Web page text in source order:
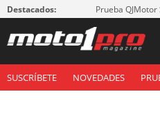
Destacados: Prueba QJMotor
SUSCRÍBETE NOVEDADES